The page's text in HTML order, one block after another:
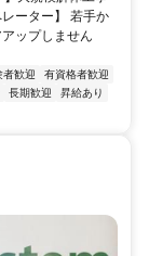
ーター】 若手か
ップしません
者歓迎
有資格者歓迎
長期歓迎
昇給あり